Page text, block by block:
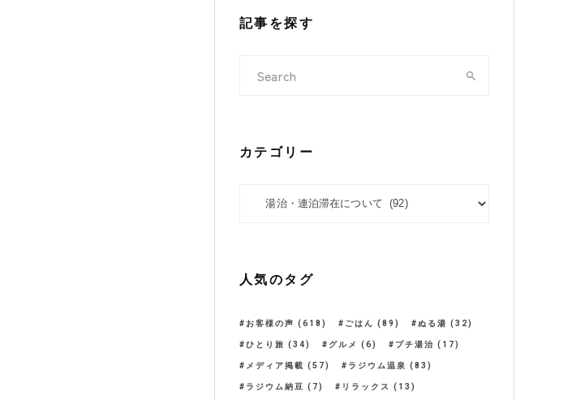
記事を探す
カテゴリー
人気のタグ
お客様の声 (618) ごはん (89) ぬる湯 (32)
ひとり旅 (34) グルメ (6) プチ湯治 (17)
メディア掲載 (57) ラジウム温泉 (83)
ラジウム納豆 (7) リラックス (13)